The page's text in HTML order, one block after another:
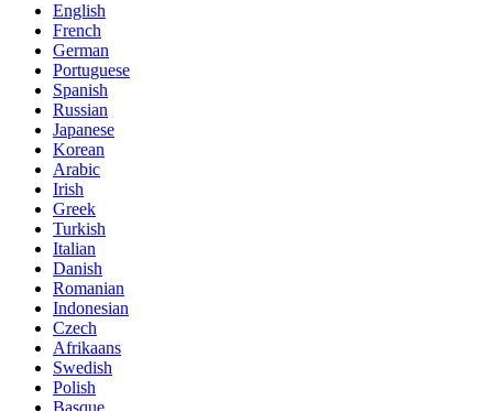
English
French
German
Portuguese
Spanish
Russian
Japanese
Korean
Arabic
Irish
Greek
Turkish
Italian
Danish
Romanian
Indonesian
Czech
Afrikaans
Swedish
Polish